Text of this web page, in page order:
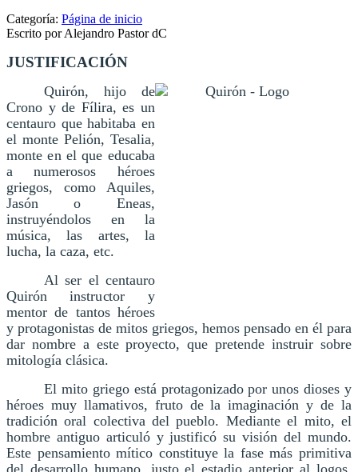
Categoría: Página de inicio
Escrito por Alejandro Pastor dC
JUSTIFICACIÓN
Quirón, hijo de
Crono y de Fílira, es un
centauro que habitaba en
el monte Pelión, Tesalia,
monte en el que educaba
a numerosos héroes
griegos, como Aquiles,
Jasón o Eneas,
instruyéndolos en la
música, las artes, la
lucha, la caza, etc.
Al ser el centauro
Quirón instructor y
mentor de tantos héroes
y protagonistas de mitos griegos, hemos pensado en él para
dar nombre a este proyecto, que pretende instruir sobre
mitología clásica.
El mito griego está protagonizado por unos dioses y
héroes muy llamativos, fruto de la imaginación y de la
tradición oral colectiva del pueblo. Mediante el mito, el
hombre antiguo articuló y justificó su visión del mundo.
Este pensamiento mítico constituye la fase más primitiva
del desarrollo humano, justo el estadio anterior al logos,